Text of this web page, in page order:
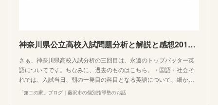
神奈川県公立高校入試問題分析と解説と感想2019(平成31年度) 森の英語編
さぁ、神奈川県高校入試分析の三回目は、永遠のトップバッター英
語についてです。ちなみに、過去のものはこちら。・国語・社会そ
れでは、入試当日、朝の一発目の科目となる英語について、細か…
「第二の家」ブログ｜藤沢市の個別指導塾のお話